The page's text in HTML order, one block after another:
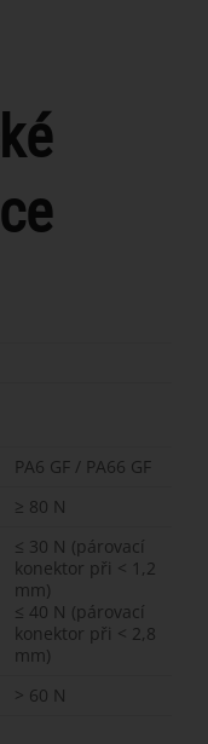
PA6 GF / PA66 GF
≥ 80 N
≤ 30 N (párovací
konektor při < 1,2
mm)
≤ 40 N (párovací
konektor při < 2,8
mm)
> 60 N